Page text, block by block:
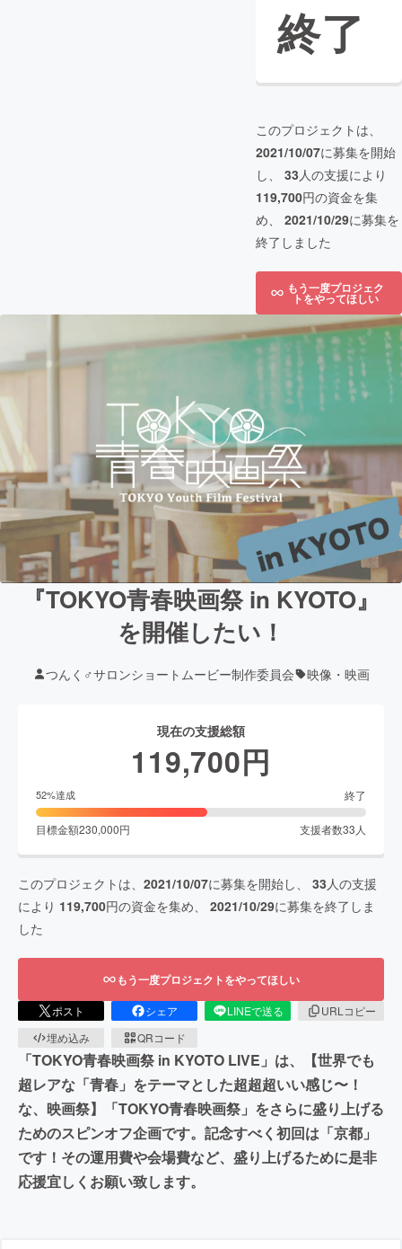
終了
このプロジェクトは、
2021/10/07に募集を開始
し、 33人の支援により
119,700円の資金を集
め、 2021/10/29に募集を
終了しました
もう一度プロジェク
トをやってほしい
『TOKYO青春映画祭 in KYOTO』
を開催したい！
つんく♂サロンショートムービー制作委員会 映像・映画
現在の支援総額
119,700円
52%達成 終了
目標金額230,000円 支援者数33 人
このプロジェクトは、 2021/10/07に募集を開始し、 33 人の支援
により 119,700円の資金を集め、 2021/10/29に募集を終了しま
した
もう一度プロジェクトをやってほしい
ポスト シェア LINEで送る
URLコピー
埋め込み
QRコード
「TOKYO青春映画祭 in KYOTO LIVE」は、【世界でも
超レアな「青春」をテーマとした超超超いい感じ〜！
な、映画祭】「TOKYO青春映画祭」をさらに盛り上げる
ためのスピンオフ企画です。記念すべく初回は「京都」
です！その運用費や会場費など、盛り上げるために是非
応援宜しくお願い致します。